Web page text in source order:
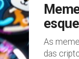
As
das